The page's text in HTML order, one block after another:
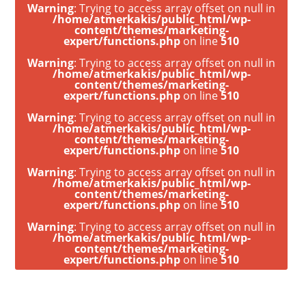
Warning: Trying to access array offset on null in
/home/atmerkakis/public_html/wp-
content/themes/marketing-
expert/functions.php on line510
Warning: Trying to access array offset on null in
/home/atmerkakis/public_html/wp-
content/themes/marketing-
expert/functions.php on line510
Warning: Trying to access array offset on null in
/home/atmerkakis/public_html/wp-
content/themes/marketing-
expert/functions.php on line510
Warning: Trying to access array offset on null in
/home/atmerkakis/public_html/wp-
content/themes/marketing-
expert/functions.php on line510
Warning: Trying to access array offset on null in
/home/atmerkakis/public_html/wp-
content/themes/marketing-
expert/functions.php on line510